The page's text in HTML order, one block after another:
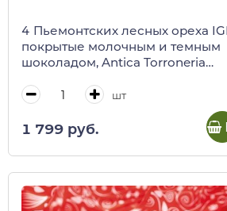
4 Пьемонтских лесных ореха
покрытые молочным и темным
шоколадом, Antica Torroneria
шт
1 799 руб.